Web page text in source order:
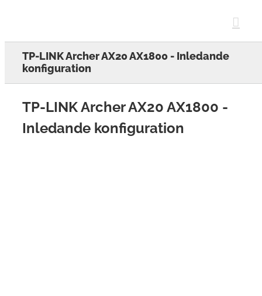
TP-LINK Archer AX20 AX1800 - Inledande
konfiguration
TP-LINK Archer AX20 AX1800 -
Inledande konfiguration